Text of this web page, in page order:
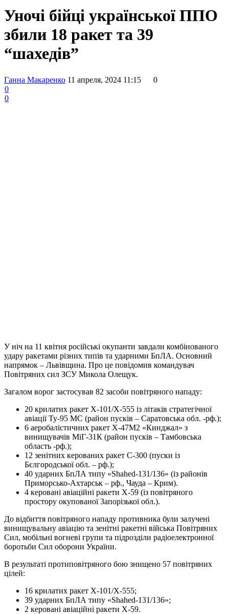
Уночі бійці української ППО
збили 18 ракет та 39
“шахедів”
Ганна Макаренко 11 апреля, 2024 11:15
0
0
0
У ніч на 11 квітня російські окупанти завдали комбінованого
удару ракетами різних типів та ударними БпЛА. Основний
напрямок – Львівщина. Про це повідомив командувач
Повітряних сил ЗСУ Микола Олещук.
Загалом ворог застосував 82 засоби повітряного нападу:
20 крилатих ракет Х-101/Х-555 із літаків стратегічної
авіації Ту-95 МС (район пусків – Саратовська обл. -рф.);
6 аеробалістичних ракет Х-47М2 «Кинджал» з
винищувачів МіГ-31К (район пусків – Тамбовська
область -рф.);
12 зенітних керованих ракет С-300 (пуски із
Бєлгородської обл. – рф.);
40 ударних БпЛА типу «Shahed-131/136» (із районів
Приморсько-Ахтарськ – рф., Чауда – Крим).
4 керовані авіаційні ракети Х-59 (із повітряного
простору окупованої Запорізької обл.).
До відбиття повітряного нападу противника були залучені
винищувальну авіацію та зенітні ракетні війська Повітряних
Сил, мобільні вогневі групи та підрозділи радіоелектронної
боротьби Сил оборони України.
В результаті протиповітряного бою знищено 57 повітряних
цілей:
16 крилатих ракет Х-101/Х-555;
39 ударних БпЛА типу «Shahed-131/136»;
2 керовані авіаційні ракети Х-59.